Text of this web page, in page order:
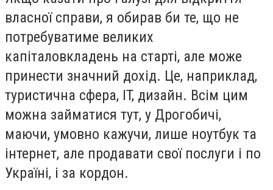
власної справи, я обирав би те, що не
потребуватиме великих
капіталовкладень на старті, але може
принести значний дохід. Це, наприклад,
туристична сфера, IT, дизайн. Всім цим
можна займатися тут, у Дрогобичі,
маючи, умовно кажучи, лише ноутбук та
інтернет, але продавати свої послуги і по
Україні, і за кордон.